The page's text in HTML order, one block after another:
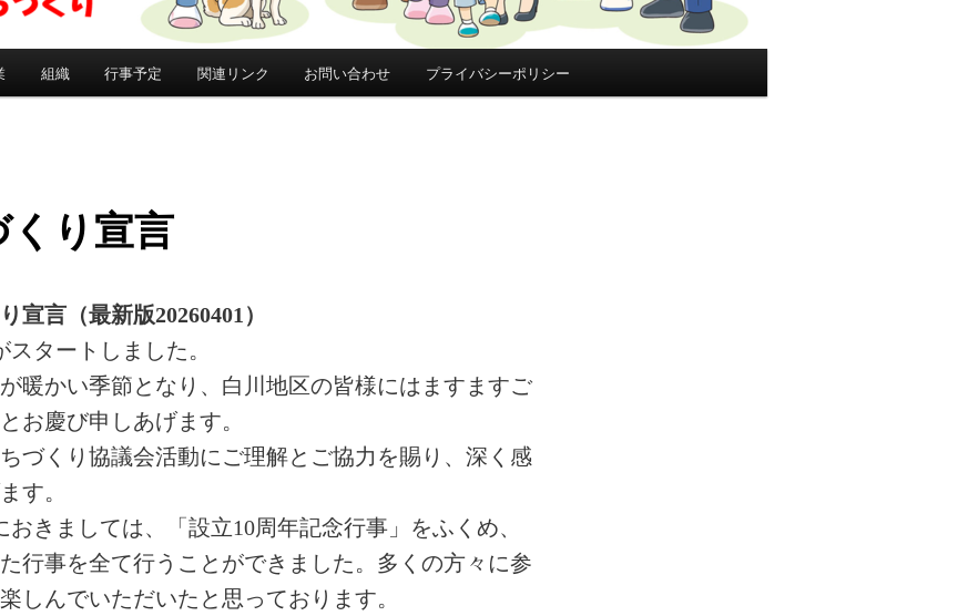
組織 行事予定 関連リンク お問い合わせ プライバシーポリシー
くり宣言
宣言（最新版20260401）
スタートしました。
暖かい季節となり、白川地区の皆様にはますますご
お慶び申しあげます。
づくり協議会活動にご理解とご協力を賜り、深く感
す。
おきましては、「設立10周年記念行事」をふくめ、
行事を全て行うことができました。多くの方々に参
しんでいただいたと思っております。